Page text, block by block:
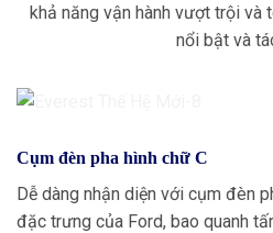
khả năng vận hành vượt trội và
nổi bật và
Cụm đèn pha hình chữ C
Dễ dàng nhận diện với cụm đèn
đặc trưng của Ford, bao quanh